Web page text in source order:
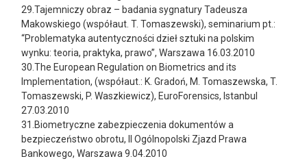
29.Tajemniczy obraz – badania sygnatury Tadeusza
Makowskiego (współaut. T. Tomaszewski), seminarium pt.:
“Problematyka autentyczności dzieł sztuki na polskim
wynku: teoria, praktyka, prawo”, Warszawa 16.03.2010
30.The European Regulation on Biometrics and its
Implementation, (współaut.: K. Gradoń, M. Tomaszewska, T.
Tomaszewski, P. Waszkiewicz), EuroForensics, Istanbul
27.03.2010
31.Biometryczne zabezpieczenia dokumentów a
bezpieczeństwo obrotu, II Ogólnopolski Zjazd Prawa
Bankowego, Warszawa 9.04.2010